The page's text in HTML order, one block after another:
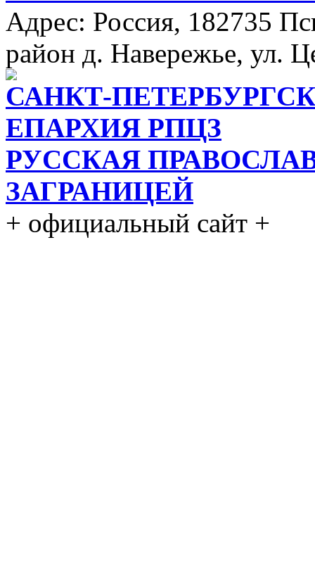
Адрес: Россия, 182735
район д. Навережье, ул.
САНКТ-
ЕПАРХИЯ РПЦЗ
РУССКАЯ
ЗАГРАНИЦЕЙ
+ официальный сайт +